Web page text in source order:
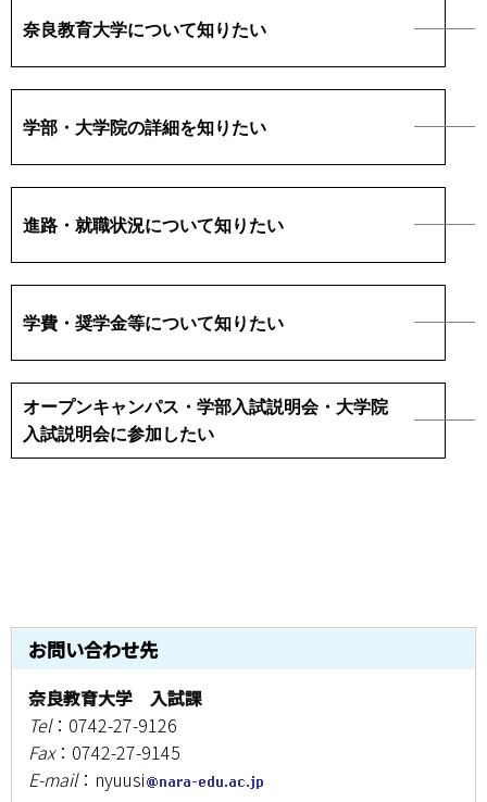
サイトポリシー
サイトマップ
奈良教育大学について知りたい
学部・大学院の詳細を知りたい
進路・就職状況について知りたい
学費・奨学金等について知りたい
オープンキャンパス・学部入試説明会・大学院
入試説明会に参加したい
お問い合わせ先
奈良教育大学 入試課
Tel：0742-27-9126
Fax：0742-27-9145
E-mail：nyuusi